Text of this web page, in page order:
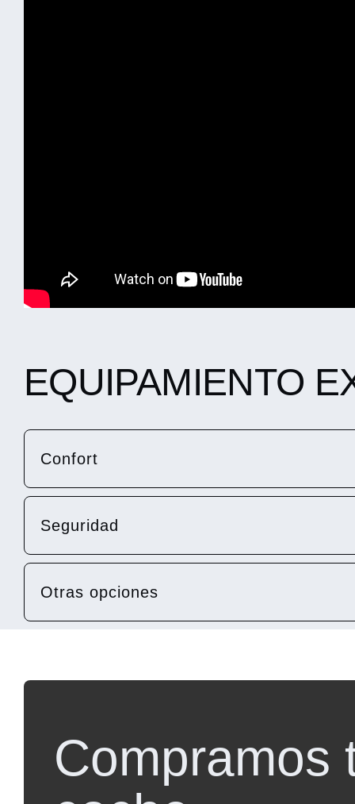
EQUIPAMIENTO
Confort
Seguridad
Otras opciones
Compramos